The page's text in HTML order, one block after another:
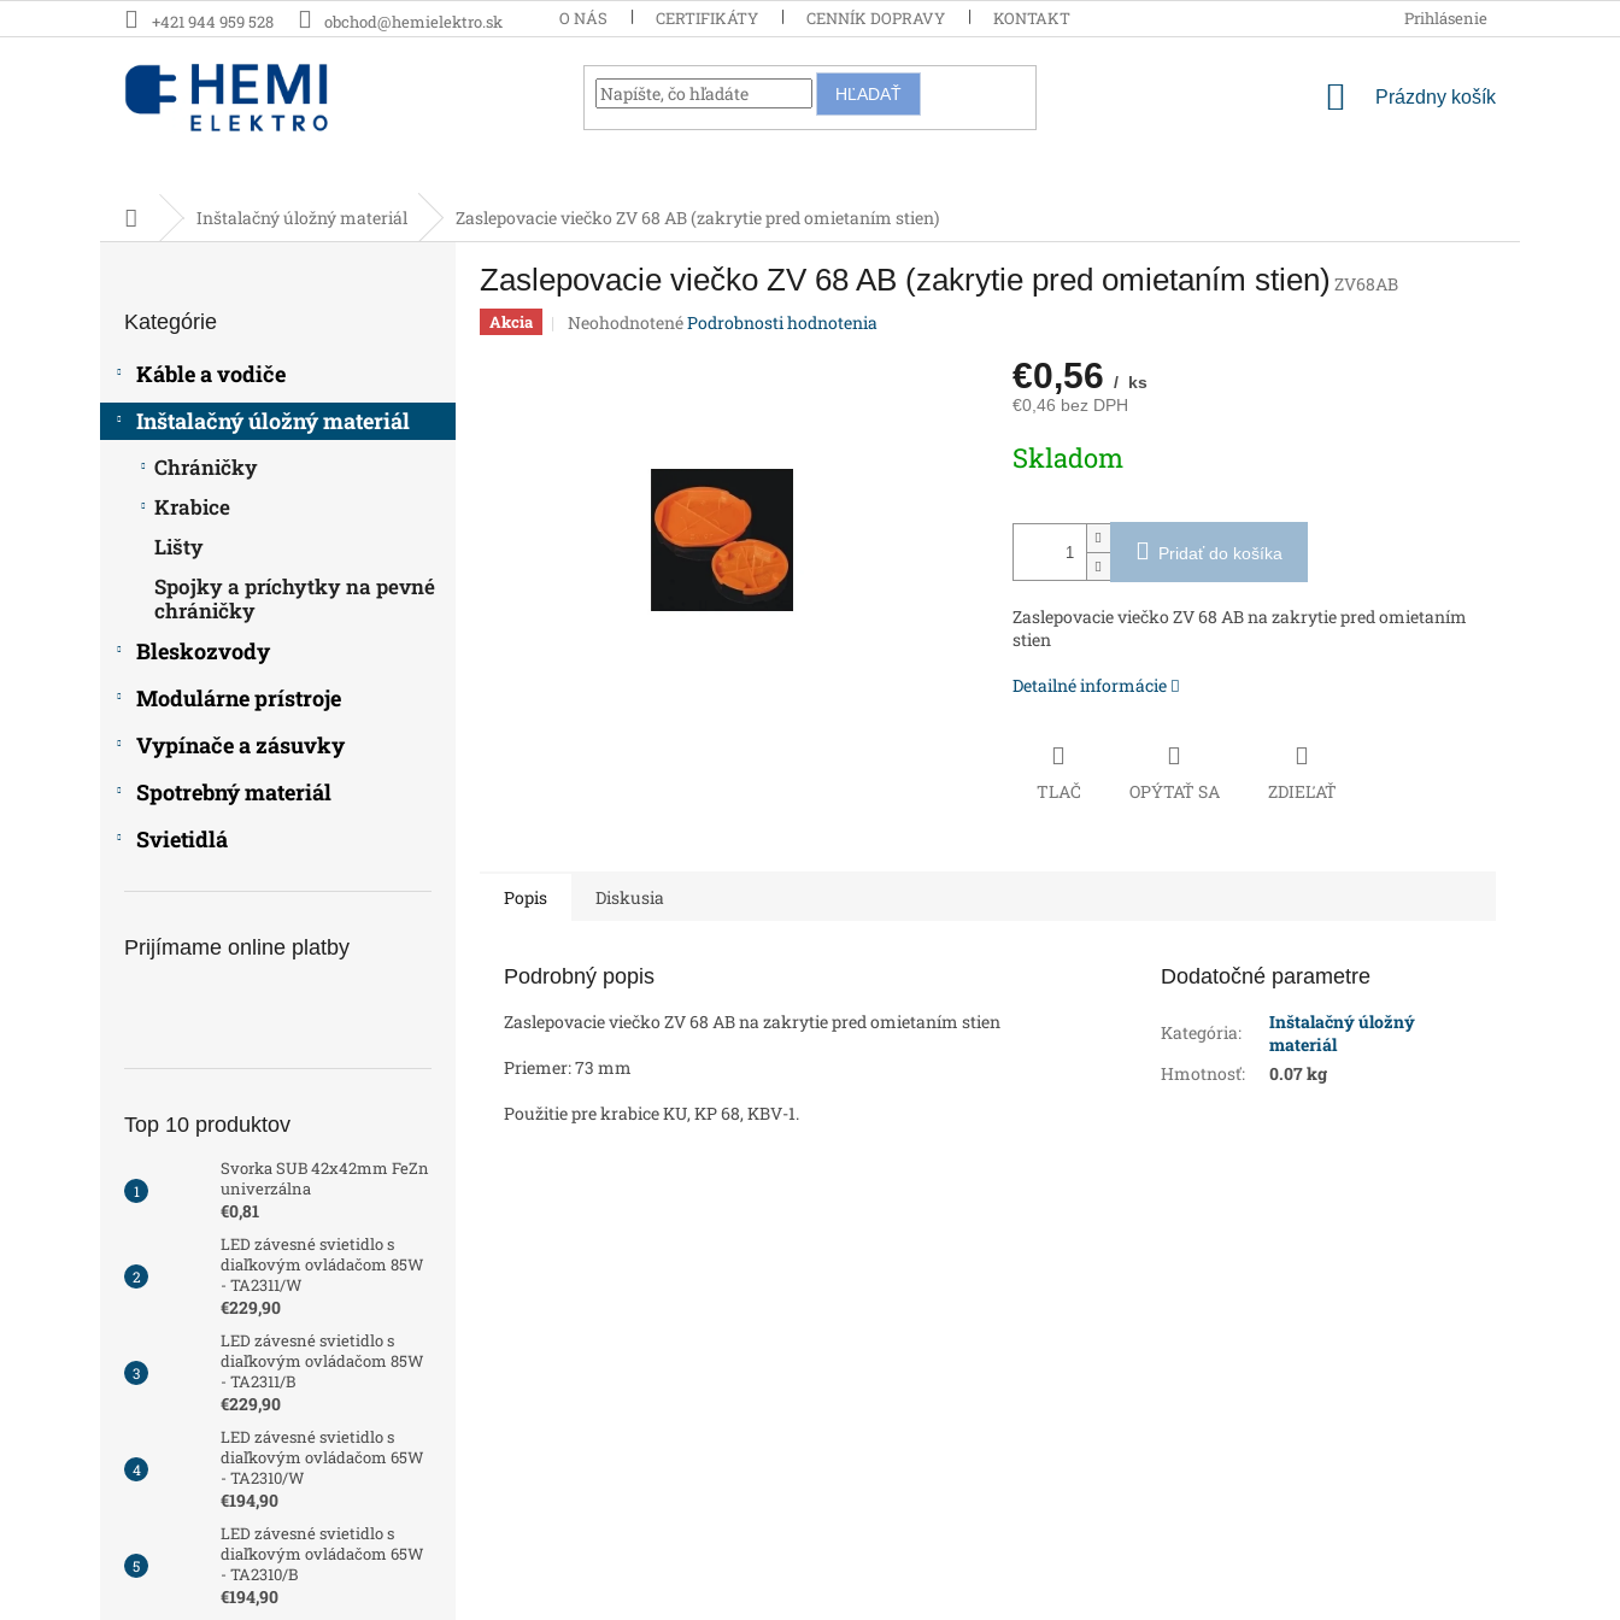
na
+421 944 959 528 obchod@hemielektro.sk O NÁS CERTIFIKÁTY CENNÍK DOPRAVY KONTAKT PODMIENKY OCHRANY
Prihlásenie
HĽADAŤ
NÁKUPNÝ
Prázdny košík
DomovInštalačný úložný materiál Zaslepovacie viečko ZV 68 AB (zakrytie pred omietaním stien)
n
kategórie
Kategórie
Káble a vodiče
Inštalačný úložný materiál
Chráničky
Krabice
Lišty
Spojky a príchytky na pevné
chráničky
Bleskozvody
Modulárne prístroje
Vypínače a zásuvky
Spotrebný materiál
Svietidlá
Prijímame online platby
Top 10 produktov
Svorka SUB 42x42mm FeZn
univerzálna
€0,81
LED závesné svietidlo s
diaľkovým ovládačom 85W
- TA2311/W
€229,90
LED závesné svietidlo s
diaľkovým ovládačom 85W
- TA2311/B
€229,90
LED závesné svietidlo s
diaľkovým ovládačom 65W
- TA2310/W
€194,90
LED závesné svietidlo s
diaľkovým ovládačom 65W
- TA2310/B
€194,90
Zaslepovacie viečko ZV 68 AB (zakrytie pred omietaním stien) ZV68AB
Akcia
Priemerné
NeohodnotenéPodrobnosti hodnotenia
€0,56 / ks
€0,46 bez DPH
cena:
Skladom
Pridať do košíka
Zaslepovacie viečko ZV 68 AB na zakrytie pred omietaním
stien
Detailné informácie
TLAČ OPÝTAŤ SA ZDIEĽAŤ
Popis Diskusia
Podrobný popis
Zaslepovacie viečko ZV 68 AB na zakrytie pred omietaním stien
Priemer: 73 mm
Použitie pre krabice KU, KP 68, KBV-1.
Dodatočné parametre
Kategória:
Inštalačný úložný
materiál
Hmotnosť: 0.07 kg